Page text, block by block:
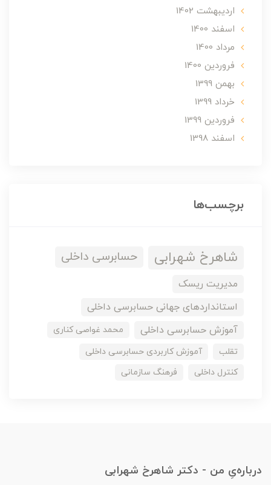
ارديبهشت 1402
اسفند 1400
مرداد 1400
فروردین 1400
بهمن 1399
خرداد 1399
فروردین 1399
اسفند 1398
برچسب‌ها
شاهرخ شهرابی حسابرسی داخلی
مدیریت ریسک
استانداردهای جهانی حسابرسی داخلی
آموزش حسابرسی داخلی
محمد غواصی کناری
تقلب
آموزش کاربردی حسابرسی داخلی
کنترل داخلی
فرهنگ سازمانی
درباره‌یِ من - دکتر شاهرخ شهرابی